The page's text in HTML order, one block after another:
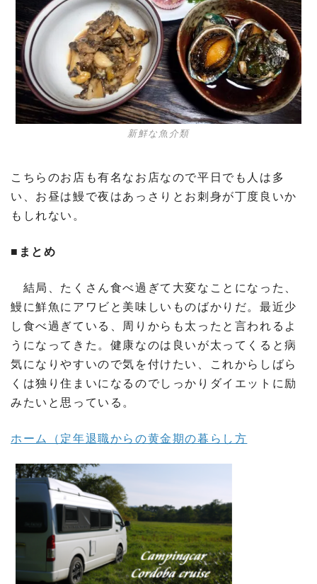
新鮮な魚介類
こちらのお店も有名なお店なので平日でも人は多
い、お昼は鰻で夜はあっさりとお刺身が丁度良いか
もしれない。
■まとめ
結局、たくさん食べ過ぎて大変なことになった、
鰻に鮮魚にアワビと美味しいものばかりだ。最近少
し食べ過ぎている、周りからも太ったと言われるよ
うになってきた。健康なのは良いが太ってくると病
気になりやすいので気を付けたい、これからしばら
くは独り住まいになるのでしっかりダイエットに励
みたいと思っている。
ホーム（定年退職からの黄金期の暮らし方